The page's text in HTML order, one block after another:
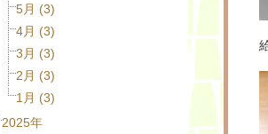
5月 (3)
4月 (3)
3月 (3)
2月 (3)
1月 (3)
2025年